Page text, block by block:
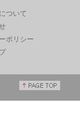
ついて
ポリシー